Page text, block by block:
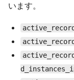
います。